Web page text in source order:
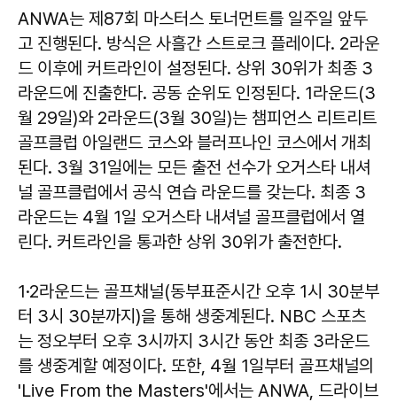
ANWA는 제87회 마스터스 토너먼트를 일주일 앞두
고 진행된다. 방식은 사흘간 스트로크 플레이다. 2라운
드 이후에 커트라인이 설정된다. 상위 30위가 최종 3
라운드에 진출한다. 공동 순위도 인정된다. 1라운드(3
월 29일)와 2라운드(3월 30일)는 챔피언스 리트리트
골프클럽 아일랜드 코스와 블러프나인 코스에서 개최
된다. 3월 31일에는 모든 출전 선수가 오거스타 내셔
널 골프클럽에서 공식 연습 라운드를 갖는다. 최종 3
라운드는 4월 1일 오거스타 내셔널 골프클럽에서 열
린다. 커트라인을 통과한 상위 30위가 출전한다.
1·2라운드는 골프채널(동부표준시간 오후 1시 30분부
터 3시 30분까지)을 통해 생중계된다. NBC 스포츠
는 정오부터 오후 3시까지 3시간 동안 최종 3라운드
를 생중계할 예정이다. 또한, 4월 1일부터 골프채널의
'Live From the Masters'에서는 ANWA, 드라이브